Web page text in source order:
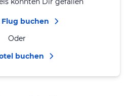
Flug buchen
Oder
buchen